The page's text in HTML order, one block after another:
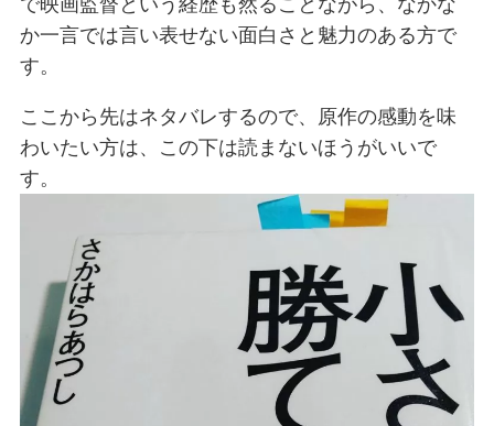
で映画監督という経歴も然ることながら、なかな
か一言では言い表せない面白さと魅力のある方で
す。
ここから先はネタバレするので、原作の感動を味
わいたい方は、この下は読まないほうがいいで
す。